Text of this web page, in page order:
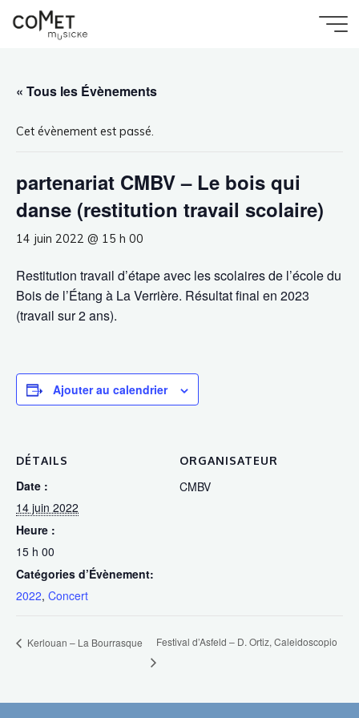
partenariat CMBV – Le bois qui danse (restitution
« Tous les Évènements
Cet évènement est passé.
partenariat CMBV – Le bois qui
danse (restitution travail scolaire)
14 juin 2022 @ 15 h 00
Restitution travail d’étape avec les scolaires de l’école du
Bois de l’Étang à La Verrière. Résultat final en 2023
(travail sur 2 ans).
Ajouter au calendrier
DÉTAILS
Date :
14 juin 2022
Heure :
15 h 00
Catégories d’Évènement:
2022, Concert
ORGANISATEUR
CMBV
Kerlouan – La Bourrasque Festival d’Asfeld – D. Ortiz, Caleidoscopio